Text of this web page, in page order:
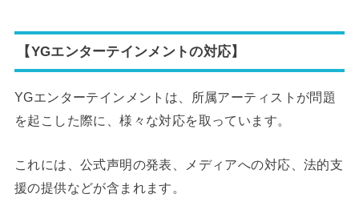
【YGエンターテインメントの対応】
YGエンターテインメントは、所属アーティストが問題
を起こした際に、様々な対応を取っています。
これには、公式声明の発表、メディアへの対応、法的支
援の提供などが含まれます。